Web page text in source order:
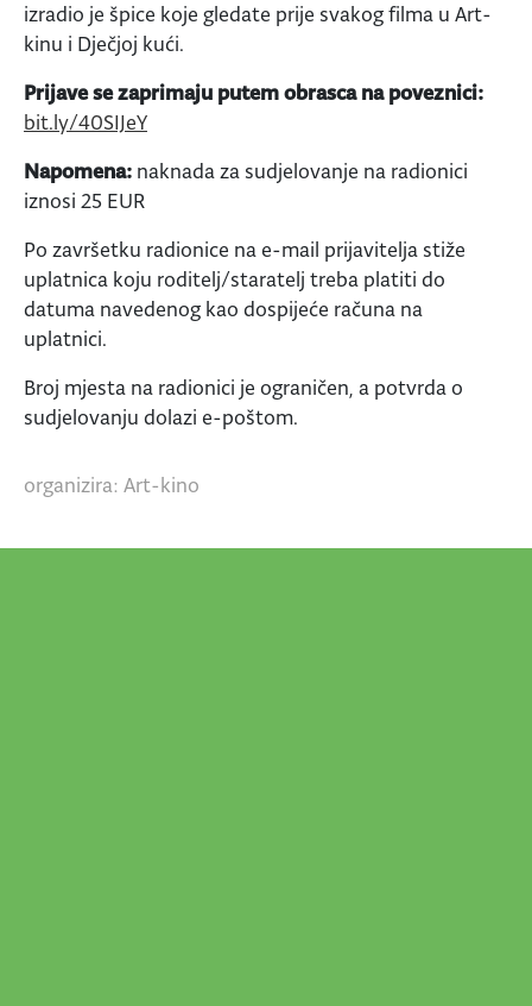
izradio je špice koje gledate prije svakog filma u Art-
kinu i Dječjoj kući.
Prijave se zaprimaju putem obrasca na poveznici:
bit.ly/40SIJeY
Napomena: naknada za sudjelovanje na radionici
iznosi 25 EUR
Po završetku radionice na e-mail prijavitelja stiže
uplatnica koju roditelj/staratelj treba platiti do
datuma navedenog kao dospijeće računa na
uplatnici.
Broj mjesta na radionici je ograničen, a potvrda o
sudjelovanju dolazi e-poštom.
organizira: Art-kino